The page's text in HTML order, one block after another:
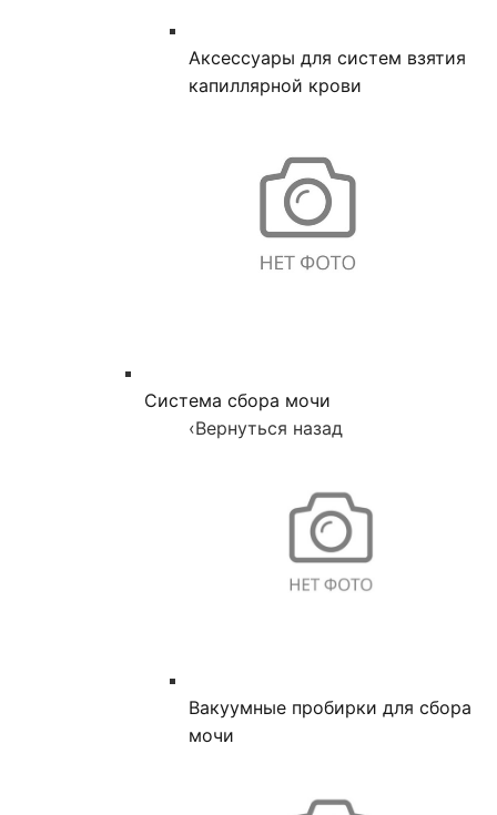
Аксессуары для систем взятия
капиллярной крови
Система сбора мочи
‹Вернуться назад
Вакуумные пробирки для сбора
мочи